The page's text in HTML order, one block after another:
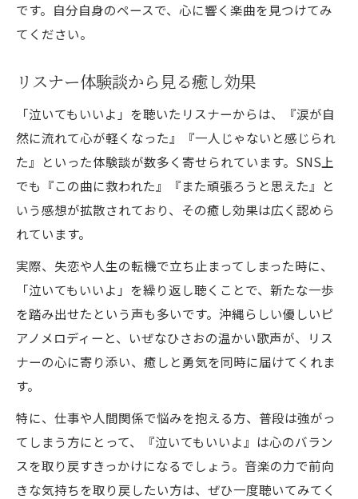
です。自分自身のペースで、心に響く楽曲を見つけてみ
てください。
リスナー体験談から見る癒し効果
「泣いてもいいよ」を聴いたリスナーからは、『涙が自
然に流れて心が軽くなった』『一人じゃないと感じられ
た』といった体験談が数多く寄せられています。SNS上
でも『この曲に救われた』『また頑張ろうと思えた』と
いう感想が拡散されており、その癒し効果は広く認めら
れています。
実際、失恋や人生の転機で立ち止まってしまった時に、
「泣いてもいいよ」を繰り返し聴くことで、新たな一歩
を踏み出せたという声も多いです。沖縄らしい優しいピ
アノメロディーと、いぜなひさおの温かい歌声が、リス
ナーの心に寄り添い、癒しと勇気を同時に届けてくれま
す。
特に、仕事や人間関係で悩みを抱える方、普段は強がっ
てしまう方にとって、『泣いてもいいよ』は心のバラン
スを取り戻すきっかけになるでしょう。音楽の力で前向
きな気持ちを取り戻したい方は、ぜひ一度聴いてみてく